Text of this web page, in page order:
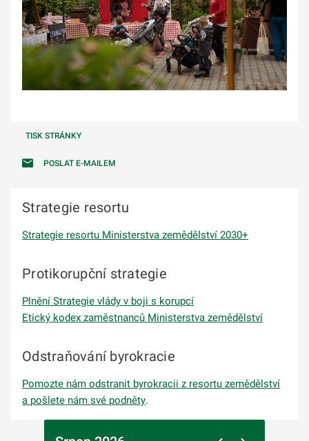
TISK STRÁNKY
POSLAT E-MAILEM
Strategie resortu
Strategie resortu Ministerstva zemědělství 2030+
Protikorupční strategie
Plnění Strategie vlády v boji s korupcí
Etický kodex zaměstnanců Ministerstva zemědělství
Odstraňování byrokracie
Pomozte nám odstranit byrokracii z resortu zemědělství
a pošlete nám své podněty.